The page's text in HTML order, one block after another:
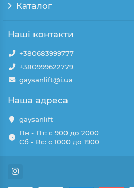
Каталог
Наші контакти
+380683999777
+380999622779
gaysanlift@i.ua
Наша адреса
gaysanlift
Пн - Пт: с 900 до 2000
Сб - Вс: с 1000 до 1900